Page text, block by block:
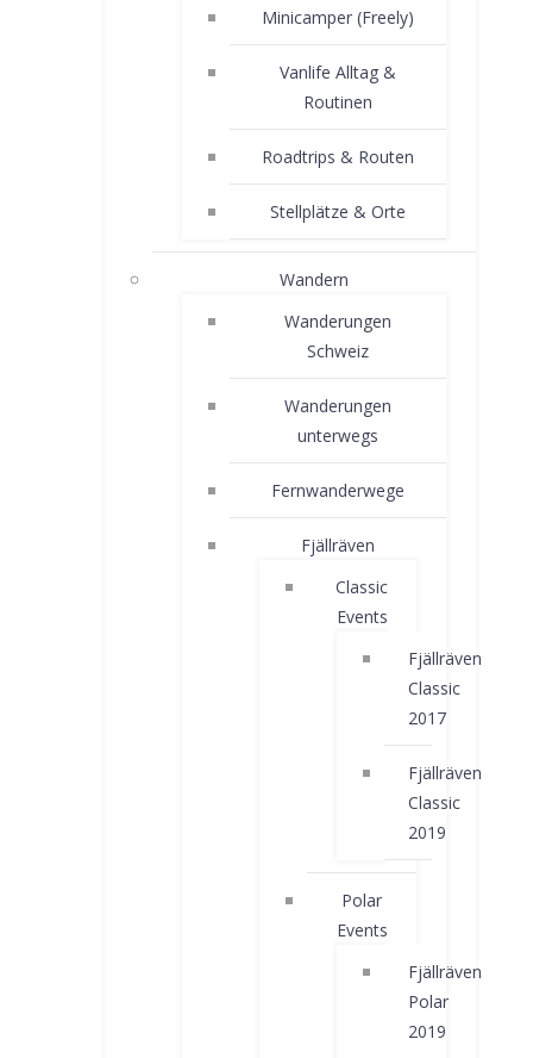
Minicamper (Freely)
Vanlife Alltag &
Routinen
Roadtrips & Routen
Stellplätze & Orte
Wandern
Wanderungen
Schweiz
Wanderungen
unterwegs
Fernwanderwege
Fjällräven
Classic
Events
Fjällräven
Classic
2017
Fjällräven
Classic
2019
Polar
Events
Fjällräven
Polar
2019